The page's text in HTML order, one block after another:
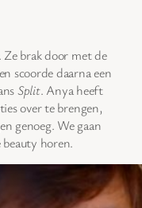
Ze brak door met de
scoorde daarna een
Split. Anya heeft
over te brengen,
genoeg. We gaan
horen.